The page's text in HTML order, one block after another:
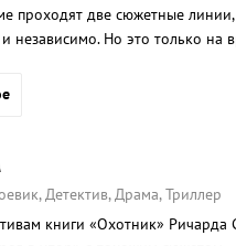
проходят две сюжетные
независимо. Но это только на
Детектив, Драма, Триллер
книги «Охотник» Ричарда